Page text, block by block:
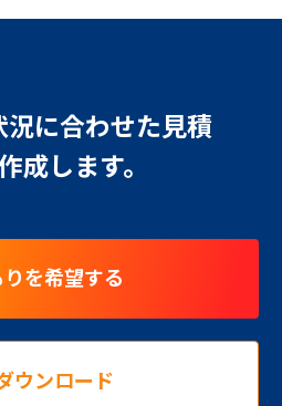
況に合わせた見積
成します。
を希望する
ウンロード